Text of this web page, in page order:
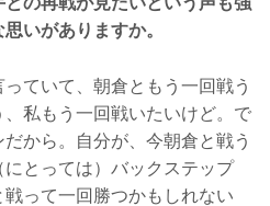
いがありますか。
ていて、朝倉ともう一回戦う
私もう一回戦いたいけど。で
から。自分が、今朝倉と戦う
とっては）バックステップ
戦って一回勝つかもしれない